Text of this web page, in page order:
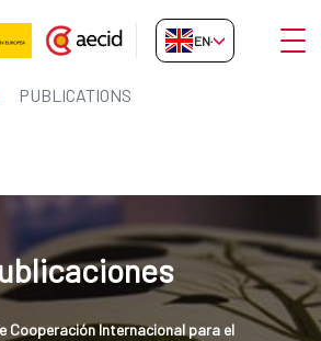
EN-GB
PUBLICATIONS
Cooperación Internacional para el